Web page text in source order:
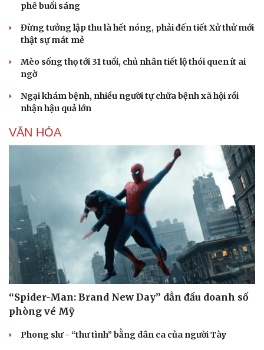
Vụ án
Tin nóng
Tư vấn luật
Quân sự - Quốc phòng
Vũ khí
Việt Nam
Phân tích
phê buổi sáng
Đừng tưởng lập thu là hết nóng, phải đến tiết Xử thử mới
thật sự mát mẻ
Mèo sống thọ tới 31 tuổi, chủ nhân tiết lộ thói quen ít ai
ngờ
Ngại khám bệnh, nhiều người tự chữa bệnh xã hội rồi
nhận hậu quả lớn
VĂN HÓA
“Spider-Man: Brand New Day” dẫn đầu doanh số
phòng vé Mỹ
Phong slư - “thư tình” bằng dân ca của người Tày